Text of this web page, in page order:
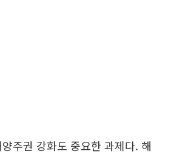
주권 강화도 중요한 과제다. 해